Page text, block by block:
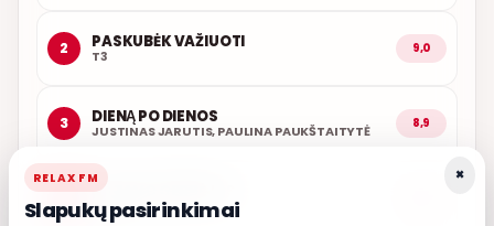
2 PASKUBĖK VAŽIUOTI
T3 9,0
3 DIENĄ PO DIENOS
JUSTINAS JARUTIS, PAULINA PAUKŠTAITYTĖ 8,9
GRUPĖ 2
×
RELAX FM
Slapukų pasirinkimai